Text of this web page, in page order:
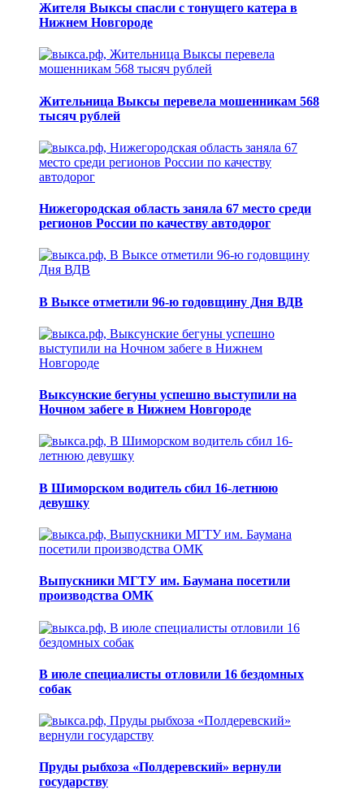
Жителя Выксы спасли с тонущего катера в
Нижнем Новгороде
Жительница Выксы перевела мошенникам 568
тысяч рублей
Нижегородская область заняла 67 место среди
регионов России по качеству автодорог
В Выксе отметили 96-ю годовщину Дня ВДВ
Выксунские бегуны успешно выступили на
Ночном забеге в Нижнем Новгороде
В Шиморском водитель сбил 16-летнюю
девушку
Выпускники МГТУ им. Баумана посетили
производства ОМК
В июле специалисты отловили 16 бездомных
собак
Пруды рыбхоза «Полдеревский» вернули
государству